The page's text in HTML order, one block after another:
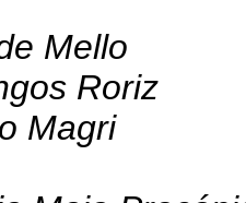
Mello
Roriz
Magri